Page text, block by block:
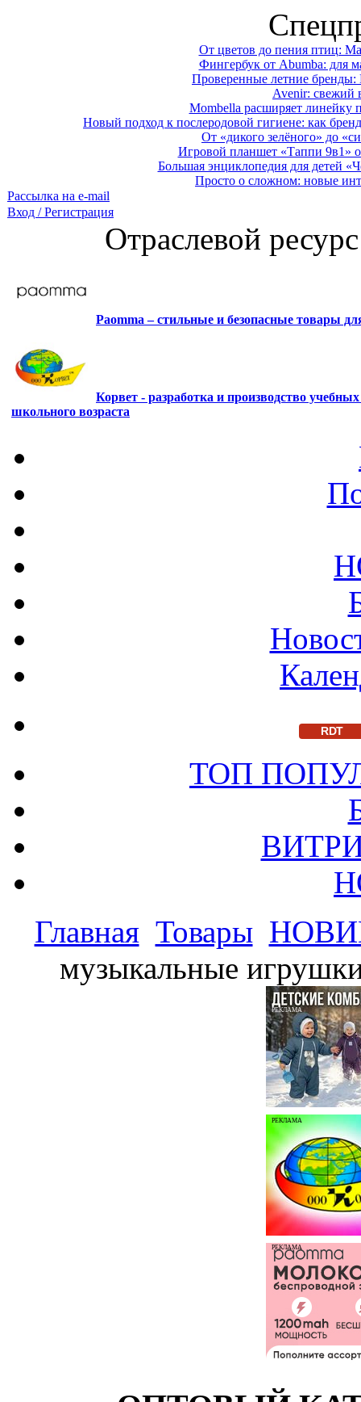
От цветов до пения птиц:
Фингербук от Abumba: для
Проверенные летние
Avenir: свежий
Mombella расширяет линейку
Новый подход к послеродовой гигиене: как
От «дикого зелёного» до
Игровой планшет «Таппи 9в1»
Большая энциклопедия для детей
Просто о сложном: новые
Рассылка на e-mail
Вход / Регистрация
Отраслевой
Paomma – стильные и безопасные товары
Корвет - разработка и производство
школьного возраста
RDT
ТОП
Главная Товары
музыкальные
РЕКЛАМА
РЕКЛАМА
РЕКЛАМА